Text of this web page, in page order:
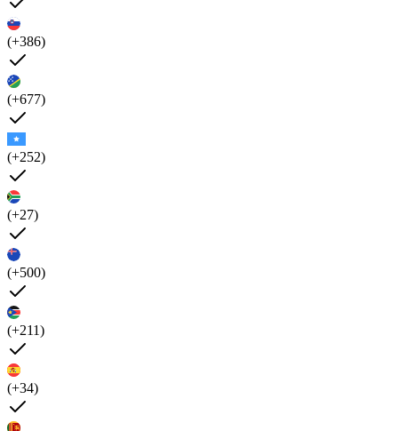
(+386)
(+677)
(+252)
(+27)
(+500)
(+211)
(+34)